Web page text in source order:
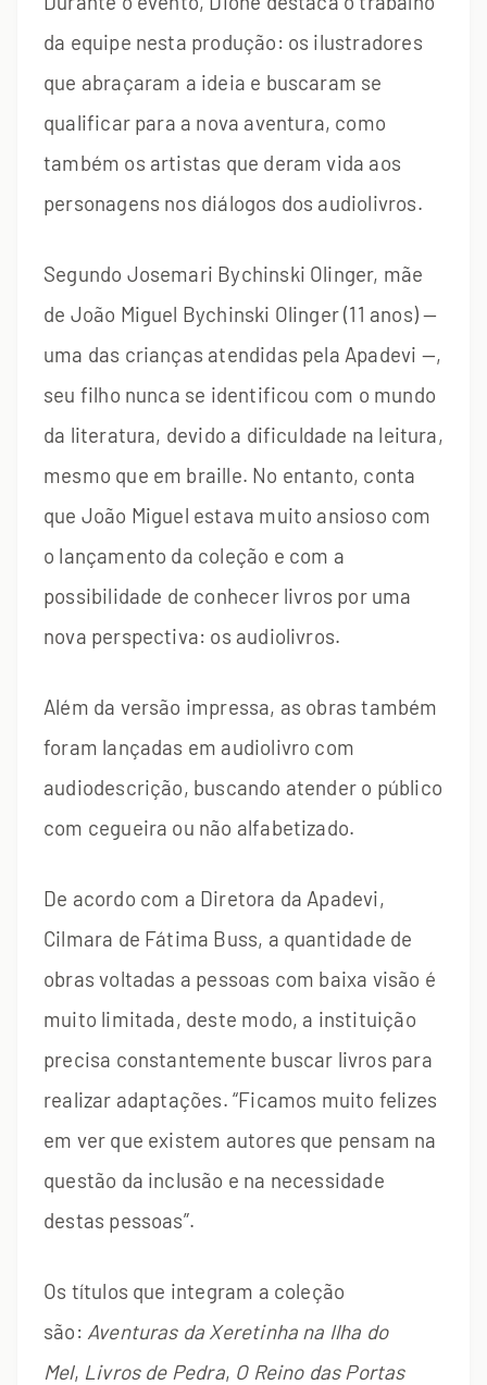
da equipe nesta produção: os ilustradores
que abraçaram a ideia e buscaram se
qualificar para a nova aventura, como
também os artistas que deram vida aos
personagens nos diálogos dos audiolivros.
Segundo Josemari Bychinski Olinger, mãe
de João Miguel Bychinski Olinger (11 anos) —
uma das crianças atendidas pela Apadevi —,
seu filho nunca se identificou com o mundo
da literatura, devido a dificuldade na leitura,
mesmo que em braille. No entanto, conta
que João Miguel estava muito ansioso com
o lançamento da coleção e com a
possibilidade de conhecer livros por uma
nova perspectiva: os audiolivros.
Além da versão impressa, as obras também
foram lançadas em audiolivro com
audiodescrição, buscando atender o público
com cegueira ou não alfabetizado.
De acordo com a Diretora da Apadevi,
Cilmara de Fátima Buss, a quantidade de
obras voltadas a pessoas com baixa visão é
muito limitada, deste modo, a instituição
precisa constantemente buscar livros para
realizar adaptações. “Ficamos muito felizes
em ver que existem autores que pensam na
questão da inclusão e na necessidade
destas pessoas”.
Os títulos que integram a coleção
são: Aventuras da Xeretinha na Ilha do
Mel, Livros de Pedra, O Reino das Portas